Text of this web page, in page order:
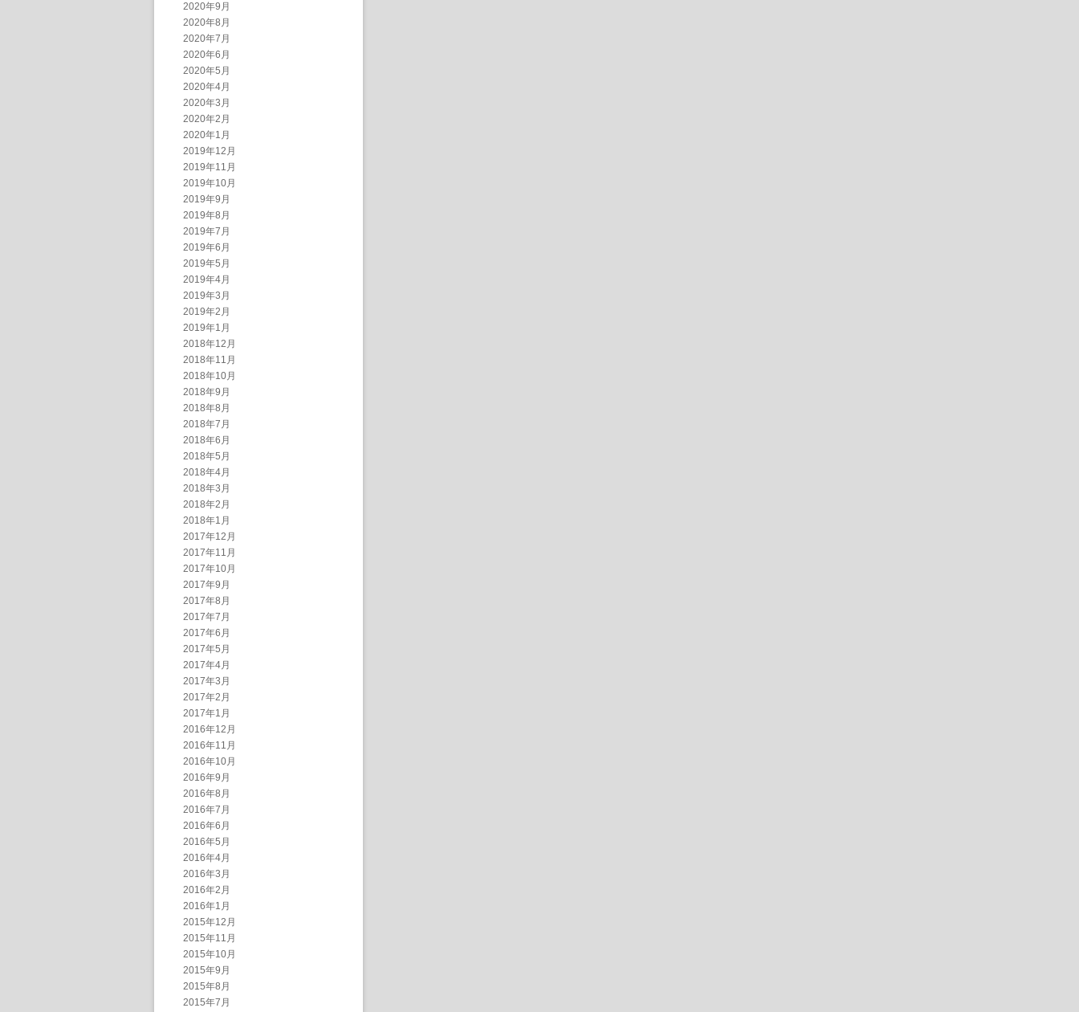
2020年9月
2020年8月
2020年7月
2020年6月
2020年5月
2020年4月
2020年3月
2020年2月
2020年1月
2019年12月
2019年11月
2019年10月
2019年9月
2019年8月
2019年7月
2019年6月
2019年5月
2019年4月
2019年3月
2019年2月
2019年1月
2018年12月
2018年11月
2018年10月
2018年9月
2018年8月
2018年7月
2018年6月
2018年5月
2018年4月
2018年3月
2018年2月
2018年1月
2017年12月
2017年11月
2017年10月
2017年9月
2017年8月
2017年7月
2017年6月
2017年5月
2017年4月
2017年3月
2017年2月
2017年1月
2016年12月
2016年11月
2016年10月
2016年9月
2016年8月
2016年7月
2016年6月
2016年5月
2016年4月
2016年3月
2016年2月
2016年1月
2015年12月
2015年11月
2015年10月
2015年9月
2015年8月
2015年7月